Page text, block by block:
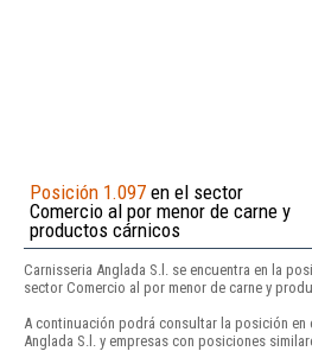
Posición 1.097 en el sector
Comercio al por menor de carne y
productos cárnicos
Carnisseria Anglada S.l. se encuentra en la
sector Comercio al por menor de carne y
A continuación podrá consultar la posición en
Anglada S.l. y empresas con posiciones